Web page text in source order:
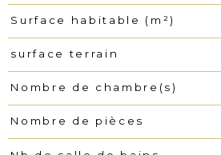
Surface habitable (m²)
surface terrain
Nombre de chambre(s)
Nombre de pièces